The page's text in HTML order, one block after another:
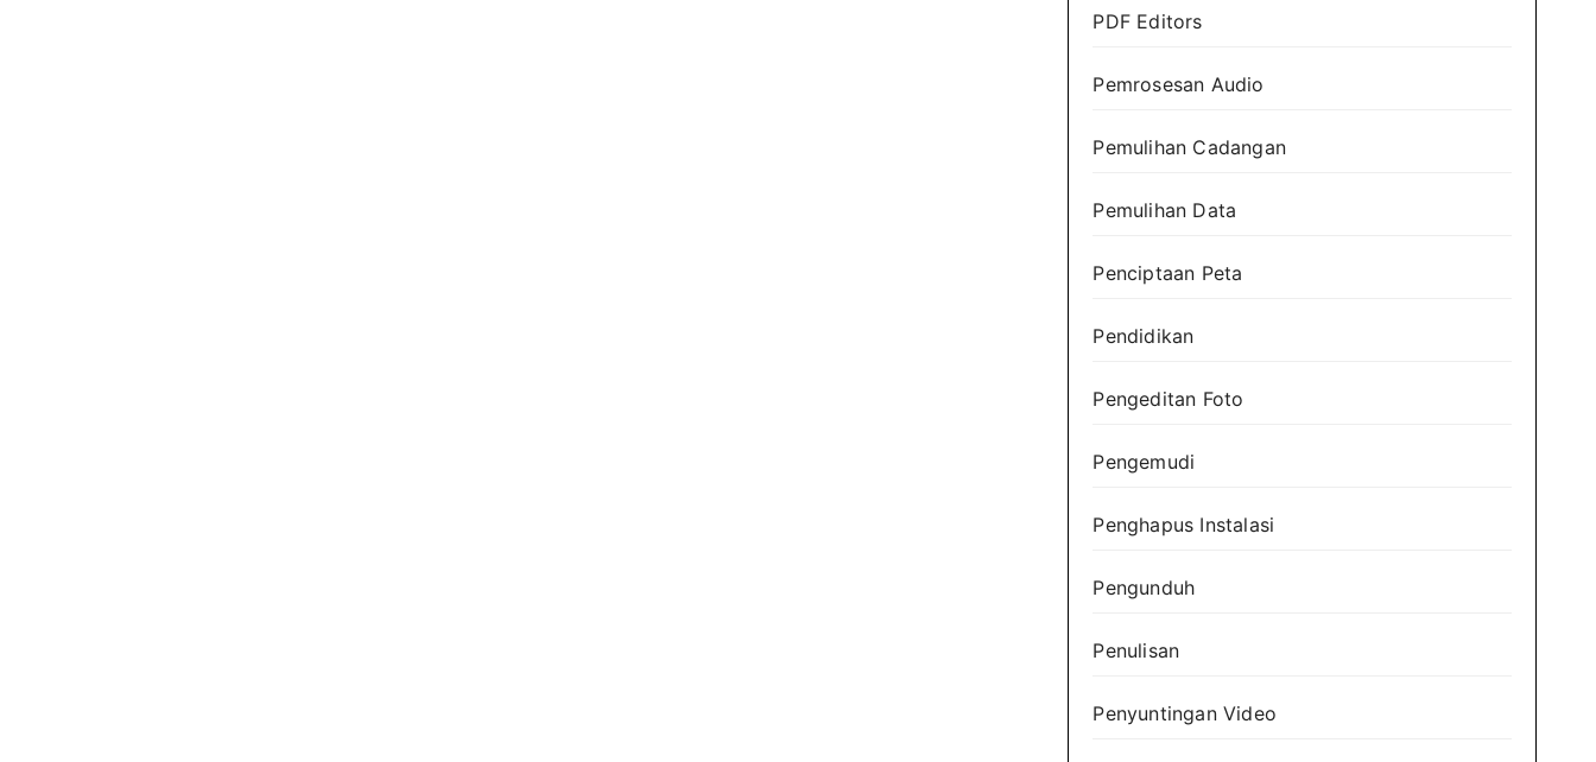
PDF Editors
Pemrosesan Audio
Pemulihan Cadangan
Pemulihan Data
Penciptaan Peta
Pendidikan
Pengeditan Foto
Pengemudi
Penghapus Instalasi
Pengunduh
Penulisan
Penyuntingan Video